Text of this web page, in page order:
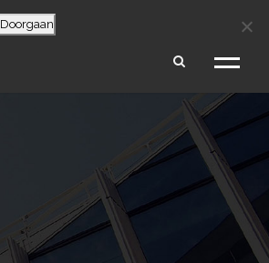
SCHADEVERGOEDING BEREKENEN
Doorgaan